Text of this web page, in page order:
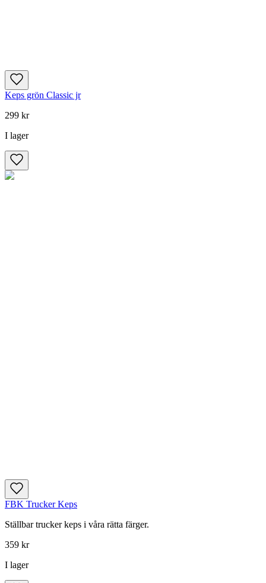
Keps grön Classic jr
299 kr
I lager
FBK Trucker Keps
Ställbar trucker keps i våra rätta färger.
359 kr
I lager